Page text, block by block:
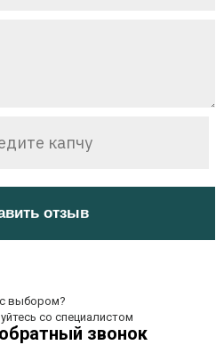
отзыв
выбором?
со специалистом
звонок